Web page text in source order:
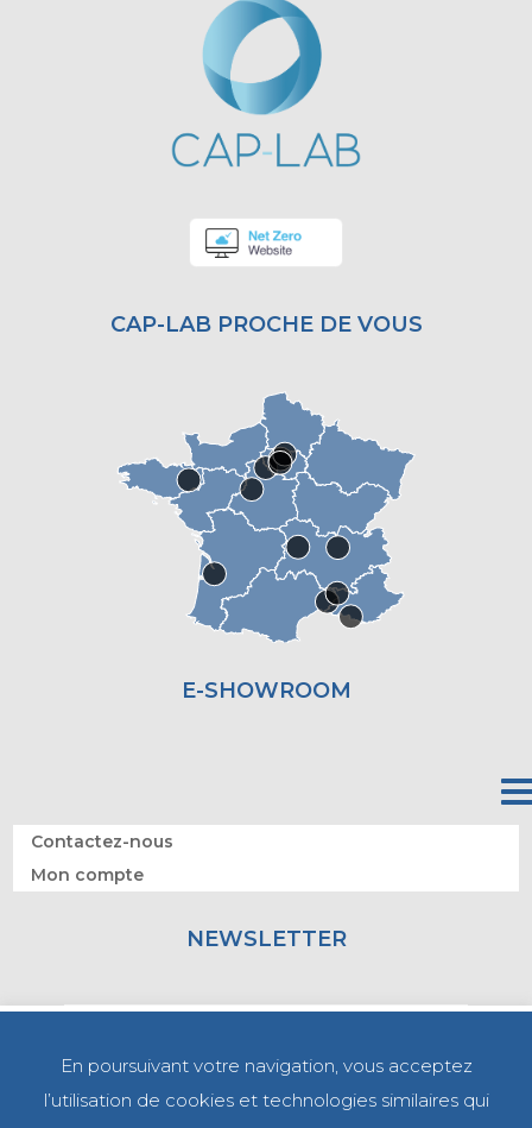
CAP-LAB PROCHE DE VOUS
E-SHOWROOM
Contactez-nous
Mon compte
NEWSLETTER
En poursuivant votre navigation, vous acceptez
l’utilisation de cookies et technologies similaires qui